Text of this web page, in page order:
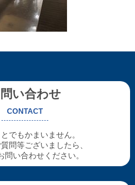
い合わせ
CONTACT
でもかまいません。
問等ございましたら、
問い合わせください。